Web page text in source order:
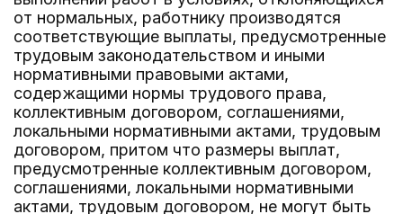
от нормальных, работнику производятся
соответствующие выплаты, предусмотренные
трудовым законодательством и иными
нормативными правовыми актами,
содержащими нормы трудового права,
коллективным договором, соглашениями,
локальными нормативными актами, трудовым
договором, притом что размеры выплат,
предусмотренные коллективным договором,
соглашениями, локальными нормативными
актами, трудовым договором, не могут быть